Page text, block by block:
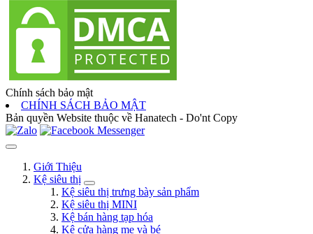
Chính sách bảo mật
CHÍNH SÁCH BẢO MẬT
Bản quyền Website thuộc về Hanatech - Do'nt Copy
Giới Thiệu
Kệ siêu thị
Kệ siêu thị trưng bày sản phẩm
Kệ siêu thị MINI
Kệ bán hàng tạp hóa
Kệ cửa hàng mẹ và bé